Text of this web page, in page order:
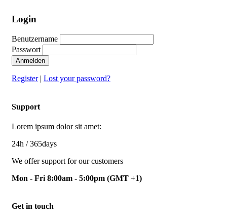
Login
Benutzername
Passwort
Anmelden
Register| Lost your password?
Support
Lorem ipsum dolor sit amet:
24h / 365days
We offer support for our customers
Mon - Fri 8:00am - 5:00pm (GMT +1)
Get in touch